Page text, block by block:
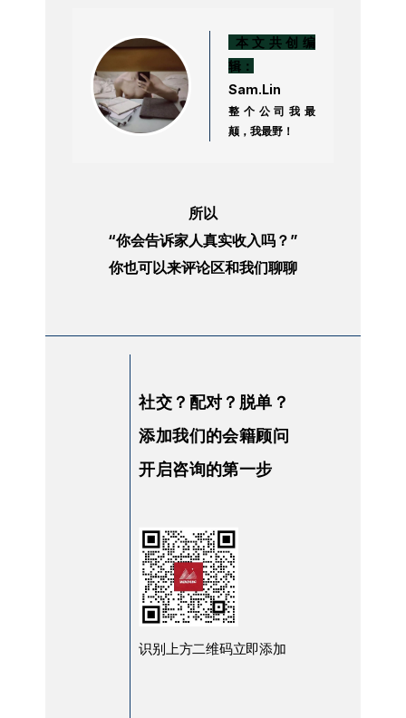
本文共创编
辑：
Sam.Lin
整个公司我最
颠，我最野！
所以
“你会告诉家人真实收入吗？”
你也可以来评论区和我们聊聊
社交？配对？脱单？
添加我们的会籍顾问
开启咨询的第一步
识别上方二维码立即添加